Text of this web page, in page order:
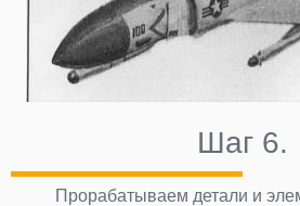
Шаг 6.
Прорабатываем детали и